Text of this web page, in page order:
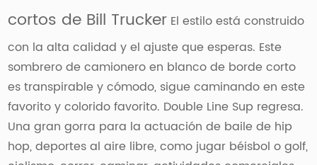
cortos de Bill Trucker El estilo está construido
con la alta calidad y el ajuste que esperas. Este
sombrero de camionero en blanco de borde corto
es transpirable y cómodo, sigue caminando en este
favorito y colorido favorito. Double Line Sup regresa.
Una gran gorra para la actuación de baile de hip
hop, deportes al aire libre, como jugar béisbol o golf,